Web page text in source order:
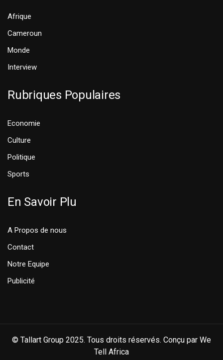
Afrique
Cameroun
Monde
Interview
Rubriques Populaires
Economie
Culture
Politique
Sports
En Savoir Plu
A Propos de nous
Contact
Notre Equipe
Publicité
© Tallart Group 2025. Tous droits réservés. Conçu par We
Tell Africa